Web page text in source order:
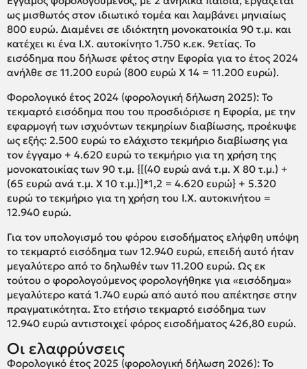
ως μισθωτός στον ιδιωτικό τομέα και λαμβάνει μηνιαίως
800 ευρώ. Διαμένει σε ιδιόκτητη μονοκατοικία 90 τ.μ. και
κατέχει κι ένα Ι.Χ. αυτοκίνητο 1.750 κ.εκ. 9ετίας. Το
εισόδημα που δήλωσε φέτος στην Εφορία για το έτος 2024
ανήλθε σε 11.200 ευρώ (800 ευρώ Χ 14 = 11.200 ευρώ).
Φορολογικό έτος 2024 (φορολογική δήλωση 2025): Το
τεκμαρτό εισόδημα που του προσδιόρισε η Εφορία, με την
εφαρμογή των ισχυόντων τεκμηρίων διαβίωσης, προέκυψε
ως εξής: 2.500 ευρώ το ελάχιστο τεκμήριο διαβίωσης για
τον έγγαμο + 4.620 ευρώ το τεκμήριο για τη χρήση της
μονοκατοικίας των 90 τ.μ. {[(40 ευρώ ανά τ.μ. Χ 80 τ.μ.) +
(65 ευρώ ανά τ.μ. Χ 10 τ.μ.)]*1,2 = 4.620 ευρώ} + 5.320
ευρώ το τεκμήριο για τη χρήση του Ι.Χ. αυτοκινήτου =
12.940 ευρώ.
Για τον υπολογισμό του φόρου εισοδήματος ελήφθη υπόψη
το τεκμαρτό εισόδημα των 12.940 ευρώ, επειδή αυτό ήταν
μεγαλύτερο από το δηλωθέν των 11.200 ευρώ. Ως εκ
τούτου ο φορολογούμενος φορολογήθηκε για «εισόδημα»
μεγαλύτερο κατά 1.740 ευρώ από αυτό που απέκτησε στην
πραγματικότητα. Στο ετήσιο τεκμαρτό εισόδημα των
12.940 ευρώ αντιστοιχεί φόρος εισοδήματος 426,80 ευρώ.
Οι ελαφρύνσεις
Φορολογικό έτος 2025 (φορολογική δήλωση 2026): Το